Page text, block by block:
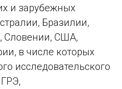
и зарубежных
Бразилии,
Словении, США,
в числе которых
исследовательского